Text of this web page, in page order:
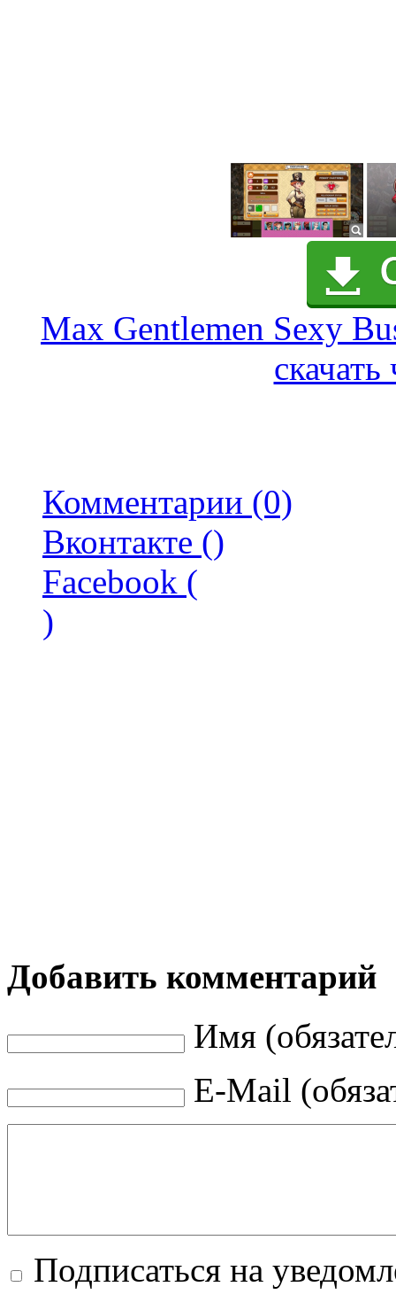
Max Gentlemen Sexy
скачать
Комментарии (0)
Вконтакте ()
Facebook (
)
Добавить комментарий
Имя
E-Mail
Подписаться на